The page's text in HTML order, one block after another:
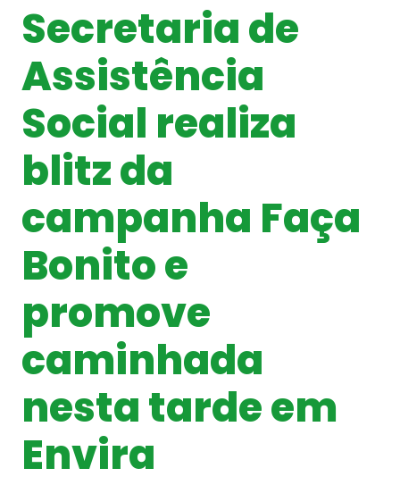
Secretaria de
Assistência
Social realiza
blitz da
campanha Faça
Bonito e
promove
caminhada
nesta tarde em
Envira